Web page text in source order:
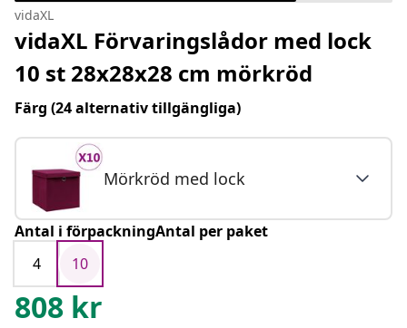
vidaXL
vidaXL Förvaringslådor med lock
10 st 28x28x28 cm mörkröd
Färg (24 alternativ tillgängliga)
Mörkröd med lock
Antal i förpackningAntal per paket
4
10
808 kr